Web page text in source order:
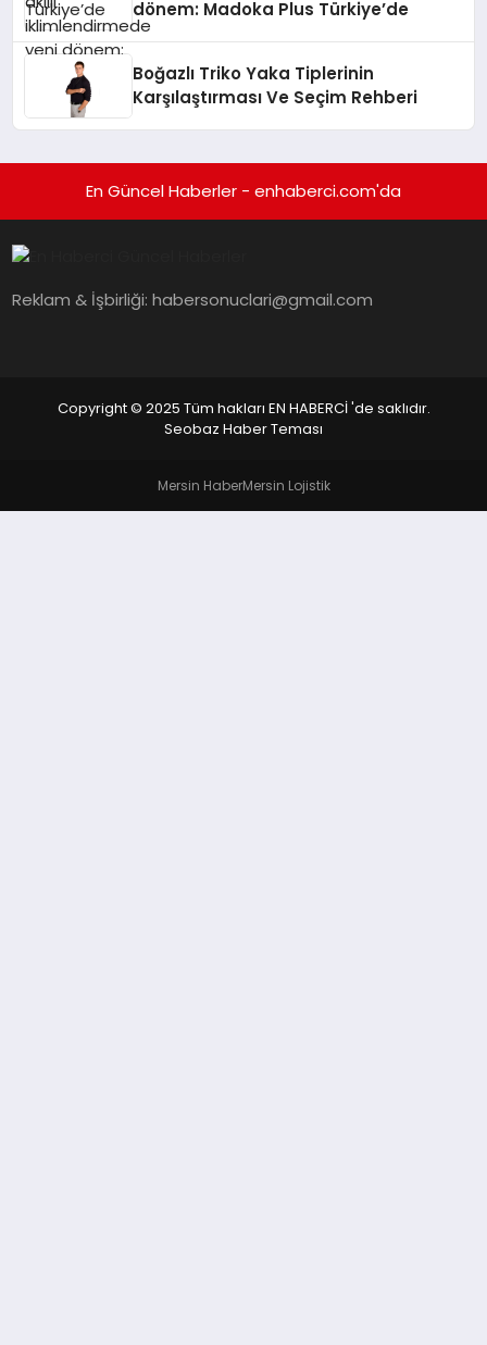
dönem: Madoka Plus Türkiye’de
Boğazlı Triko Yaka Tiplerinin
Karşılaştırması Ve Seçim Rehberi
En Güncel Haberler - enhaberci.com'da
Reklam & İşbirliği:habersonuclari@gmail.com
Copyright © 2025 Tüm hakları EN HABERCİ 'de saklıdır.
Seobaz Haber Teması
Mersin HaberMersin Lojistik